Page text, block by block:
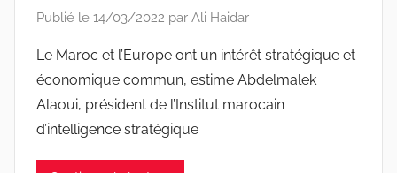
Publié le 14/03/2022 par Ali Haidar
Le Maroc et l’Europe ont un intérêt stratégique et
économique commun, estime Abdelmalek
Alaoui, président de l’Institut marocain
d’intelligence stratégique